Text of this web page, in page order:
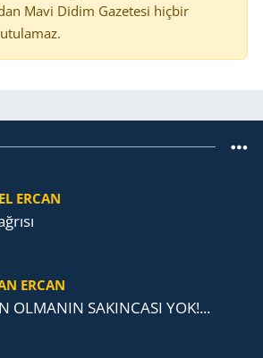
Mavi Didim Gazetesi hiçbir
ERCAN
ERCAN
OLMANIN SAKINCASI YOK!...